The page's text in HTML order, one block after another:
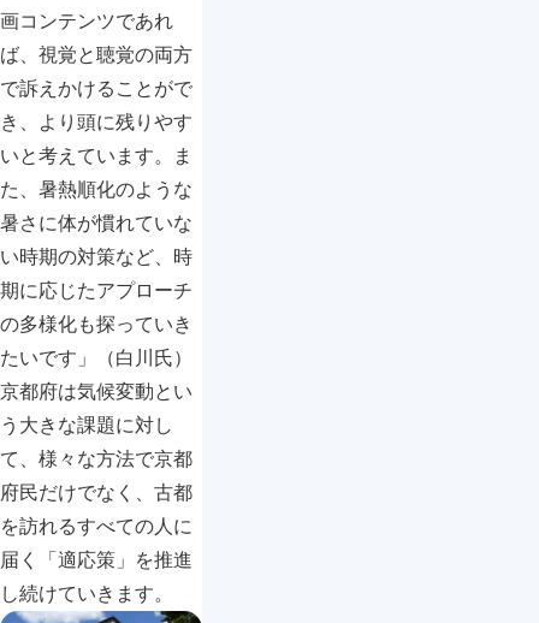
画コンテンツであれ
ば、視覚と聴覚の両方
で訴えかけることがで
き、より頭に残りやす
いと考えています。ま
た、暑熱順化のような
暑さに体が慣れていな
い時期の対策など、時
期に応じたアプローチ
の多様化も探っていき
たいです」（白川氏）
京都府は気候変動とい
う大きな課題に対し
て、様々な方法で京都
府民だけでなく、古都
を訪れるすべての人に
届く「適応策」を推進
し続けていきます。